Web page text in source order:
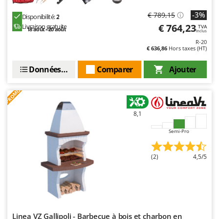
Disponibilité:2
Livraison gratuite
18 août - 20 août
€ 789,15 -3%
€ 764,23 TVA
Inclus
R-20
€ 636,86 Hors taxes (HT)
Ajouter
Comparer
Données techniques
PROMO
8,1
Semi-Pro
(2) 4,5/5
Linea VZ Gallipoli - Barbecue à bois et charbon en